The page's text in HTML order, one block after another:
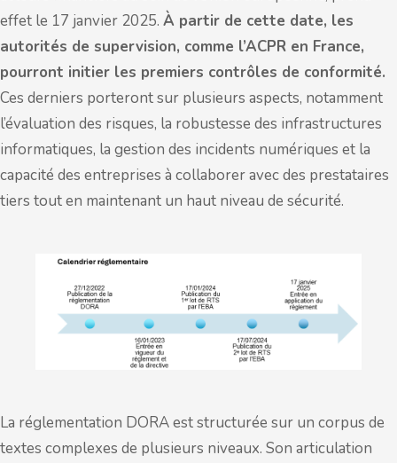
effet le 17 janvier 2025. À partir de cette date, les
autorités de supervision, comme l’ACPR en France,
pourront initier les premiers contrôles de conformité.
Ces derniers porteront sur plusieurs aspects, notamment
l’évaluation des risques, la robustesse des infrastructures
informatiques, la gestion des incidents numériques et la
capacité des entreprises à collaborer avec des prestataires
tiers tout en maintenant un haut niveau de sécurité.
La réglementation DORA est structurée sur un corpus de
textes complexes de plusieurs niveaux. Son articulation